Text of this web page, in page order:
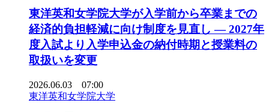
東洋英和女学院大学が入学前から卒業までの
経済的負担軽減に向け制度を見直し ― 2027年
度入試より入学申込金の納付時期と授業料の
取扱いを変更
2026.06.03 07:00
東洋英和女学院大学